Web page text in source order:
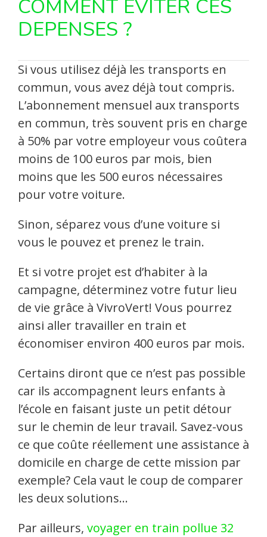
COMMENT EVITER CES
DEPENSES ?
Si vous utilisez déjà les transports en
commun, vous avez déjà tout compris.
L’abonnement mensuel aux transports
en commun, très souvent pris en charge
à 50% par votre employeur vous coûtera
moins de 100 euros par mois, bien
moins que les 500 euros nécessaires
pour votre voiture.
Sinon, séparez vous d’une voiture si
vous le pouvez et prenez le train.
Et si votre projet est d’habiter à la
campagne, déterminez votre futur lieu
de vie grâce à VivroVert! Vous pourrez
ainsi aller travailler en train et
économiser environ 400 euros par mois.
Certains diront que ce n’est pas possible
car ils accompagnent leurs enfants à
l’école en faisant juste un petit détour
sur le chemin de leur travail. Savez-vous
ce que coûte réellement une assistance à
domicile en charge de cette mission par
exemple? Cela vaut le coup de comparer
les deux solutions…
Par ailleurs, voyager en train pollue 32